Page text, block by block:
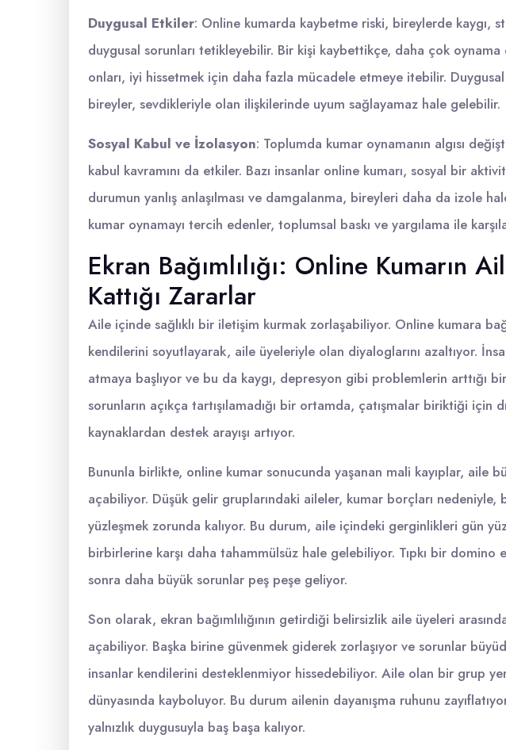
Duygusal Etkiler: Online kumarda kaybetme riski, bireylerde kaygı,
duygusal sorunları tetikleyebilir. Bir kişi kaybettikçe, daha çok
onları, iyi hissetmek için daha fazla mücadele etmeye itebilir.
bireyler, sevdikleriyle olan ilişkilerinde uyum sağlayamaz hale gelebilir.
Sosyal Kabul ve İzolasyon: Toplumda kumar oynamanın algısı
kabul kavramını da etkiler. Bazı insanlar online kumarı, sosyal bir
durumun yanlış anlaşılması ve damgalanma, bireyleri daha da izole
kumar oynamayı tercih edenler, toplumsal baskı ve yargılama ile
Ekran Bağımlılığı: Online Kumarın
Kattığı Zararlar
Aile içinde sağlıklı bir iletişim kurmak zorlaşabiliyor. Online kumara
kendilerini soyutlayarak, aile üyeleriyle olan diyaloglarını azaltıyor.
atmaya başlıyor ve bu da kaygı, depresyon gibi problemlerin arttığı
sorunların açıkça tartışılamadığı bir ortamda, çatışmalar biriktiği için
kaynaklardan destek arayışı artıyor.
Bununla birlikte, online kumar sonucunda yaşanan mali kayıplar, aile
açabiliyor. Düşük gelir gruplarındaki aileler, kumar borçları nedeniyle,
yüzleşmek zorunda kalıyor. Bu durum, aile içindeki gerginlikleri gün
birbirlerine karşı daha tahammülsüz hale gelebiliyor. Tıpkı bir domino
sonra daha büyük sorunlar peş peşe geliyor.
Son olarak, ekran bağımlılığının getirdiği belirsizlik aile üyeleri
açabiliyor. Başka birine güvenmek giderek zorlaşıyor ve sorunlar
insanlar kendilerini desteklenmiyor hissedebiliyor. Aile olan bir grup
dünyasında kayboluyor. Bu durum ailenin dayanışma ruhunu
yalnızlık duygusuyla baş başa kalıyor.